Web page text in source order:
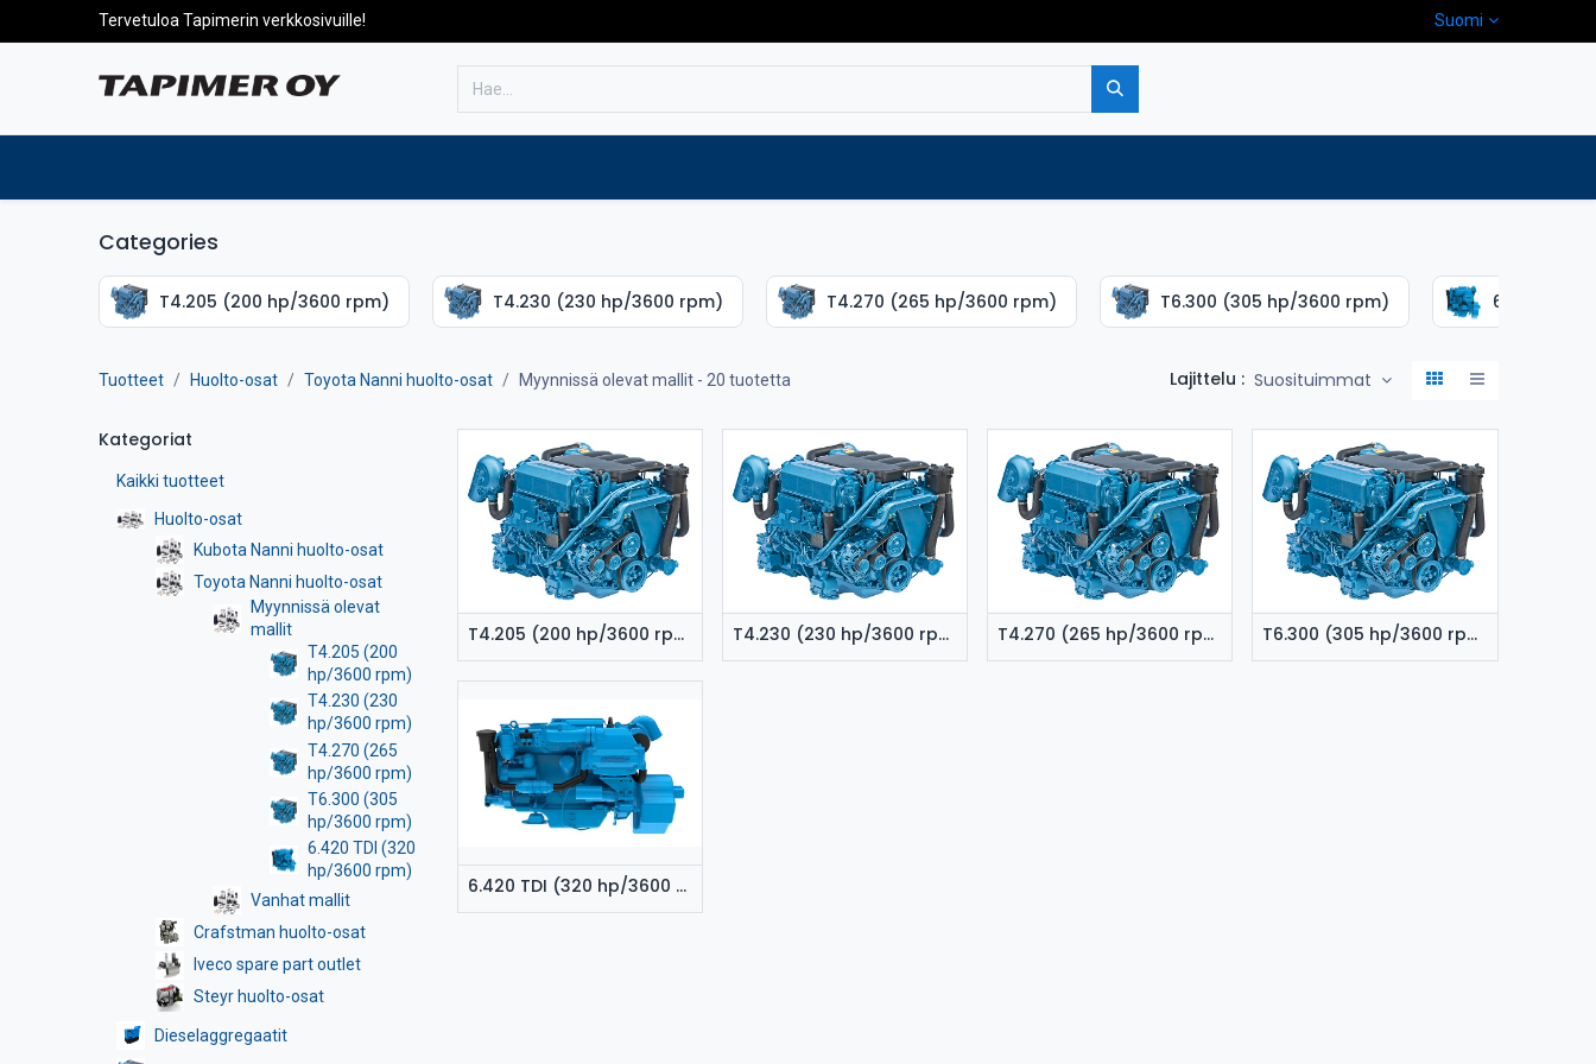
Tervetuloa Tapimerin verkkosivuille! Suomi
Categories
T4.205 (200 hp/3600 rpm) T4.230 (230 hp/3600 rpm) T4.270 (265 hp/3600 rpm) T6.300 (305 hp/3600 rpm) 6.420 TDI
Tuotteet Huolto-osat Toyota Nanni huolto-osat Myynnissä olevat mallit- 20 tuotetta Lajittelu : Suosituimmat
Kategoriat
Kaikki tuotteet
Huolto-osat
Kubota Nanni huolto-osat
Toyota Nanni huolto-osat
Myynnissä olevat
mallit
T4.205 (200
hp/3600 rpm)
T4.230 (230
hp/3600 rpm)
T4.270 (265
hp/3600 rpm)
T6.300 (305
hp/3600 rpm)
6.420 TDI (320
hp/3600 rpm)
Vanhat mallit
Crafstman huolto-osat
Iveco spare part outlet
Steyr huolto-osat
Dieselaggregaatit
T4.205 (200 hp/3600 rpm) T4.230 (230 hp/3600 rpm) T4.270 (265 hp/3600 rpm) T6.300 (305 hp/3600 rpm)
6.420 TDI (320 hp/3600 rpm)